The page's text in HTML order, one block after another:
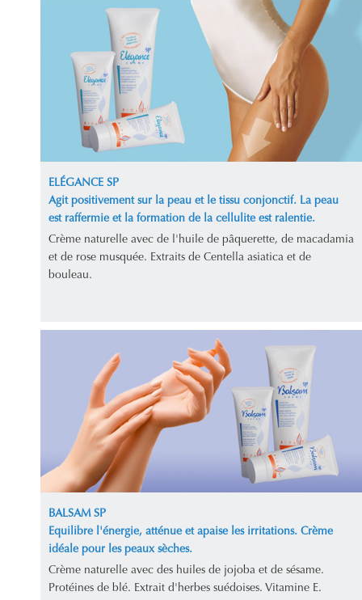
ELÉGANCE SP
Agit positivement sur la peau et le tissu conjonctif. La peau
est raffermie et la formation de la cellulite est ralentie.
Crème naturelle avec de l'huile de pâquerette, de macadamia
et de rose musquée. Extraits de Centella asiatica et de
bouleau.
BALSAM SP
Equilibre l'énergie, atténue et apaise les irritations. Crème
idéale pour les peaux sèches.
Crème naturelle avec des huiles de jojoba et de sésame.
Protéines de blé. Extrait d'herbes suédoises. Vitamine E.